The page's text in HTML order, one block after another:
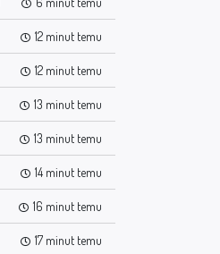
12 minut temu
12 minut temu
13 minut temu
13 minut temu
14 minut temu
16 minut temu
17 minut temu